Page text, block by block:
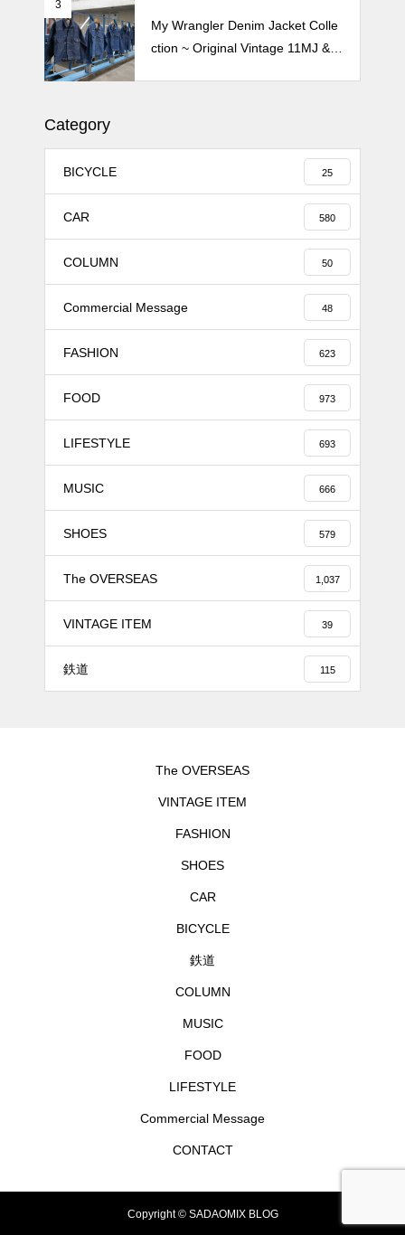
3
My Wrangler Denim Jacket Colle
ction ~ Original Vintage 11MJ & 1
Category
BICYCLE 25
CAR 580
COLUMN 50
Commercial Message 48
FASHION 623
FOOD 973
LIFESTYLE 693
MUSIC 666
SHOES 579
The OVERSEAS 1,037
VINTAGE ITEM 39
鉄道 115
The OVERSEAS
VINTAGE ITEM
FASHION
SHOES
CAR
BICYCLE
鉄道
COLUMN
MUSIC
FOOD
LIFESTYLE
Commercial Message
CONTACT
Copyright © SADAOMIX BLOG